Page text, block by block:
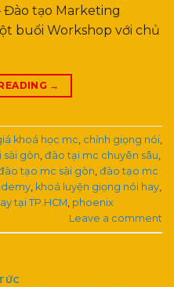
Đào tạo Marketing
buổi Workshop với chủ
→
khoá học mc chỉnh giọng nói
sài gòn đào tại mc chuyên sâu
tạo mc sài gòn đào tạo mc
khoá luyện giọng nói hay
tại TP.HCM phoenix
Leave a comment